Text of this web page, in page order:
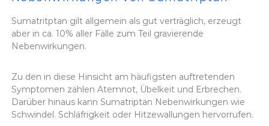
Sumatritptan gilt allgemein als gut verträglich, erzeugt
aber in ca. 10% aller Fälle zum Teil gravierende
Nebenwirkungen.
Zu den in diese Hinsicht am häufigsten auftretenden
Symptomen zählen Atemnot, Übelkeit und Erbrechen.
Darüber hinaus kann Sumatriptan Nebenwirkungen wie
Schwindel. Schläfrigkeit oder Hitzewallungen hervorrufen.